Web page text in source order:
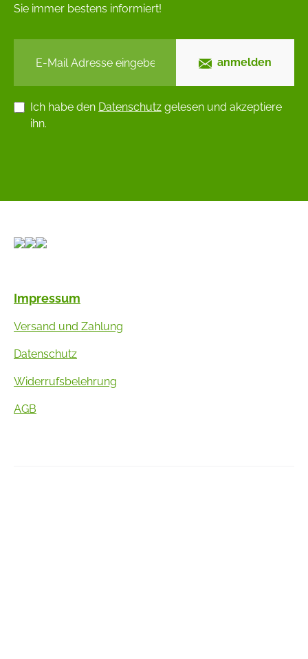
Sie immer bestens informiert!
anmelden
Ich habe den Datenschutz gelesen und akzeptiere
ihn.
Impressum
Versand und Zahlung
Datenschutz
Widerrufsbelehrung
AGB